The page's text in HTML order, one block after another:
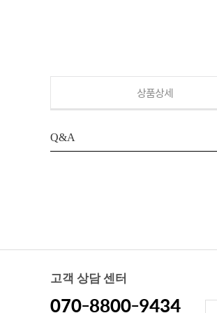
상품상세
Q&A
고객 상담 센터
070-8800-9434